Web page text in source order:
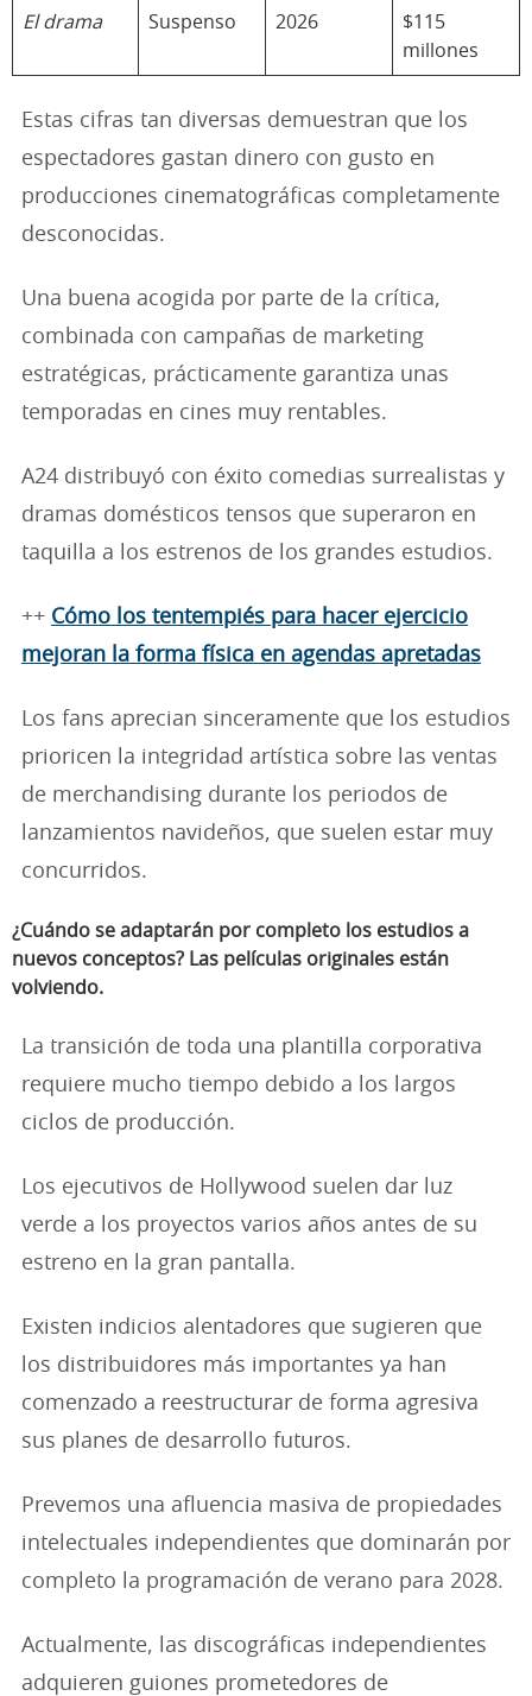
El drama Suspenso 2026
$115
millones
Estas cifras tan diversas demuestran que los
espectadores gastan dinero con gusto en
producciones cinematográficas completamente
desconocidas.
Una buena acogida por parte de la crítica,
combinada con campañas de marketing
estratégicas, prácticamente garantiza unas
temporadas en cines muy rentables.
A24 distribuyó con éxito comedias surrealistas y
dramas domésticos tensos que superaron en
taquilla a los estrenos de los grandes estudios.
++ Cómo los tentempiés para hacer ejercicio
mejoran la forma física en agendas apretadas
Los fans aprecian sinceramente que los estudios
prioricen la integridad artística sobre las ventas
de merchandising durante los periodos de
lanzamientos navideños, que suelen estar muy
concurridos.
¿Cuándo se adaptarán por completo los estudios a
nuevos conceptos? Las películas originales están
volviendo.
La transición de toda una plantilla corporativa
requiere mucho tiempo debido a los largos
ciclos de producción.
Los ejecutivos de Hollywood suelen dar luz
verde a los proyectos varios años antes de su
estreno en la gran pantalla.
Existen indicios alentadores que sugieren que
los distribuidores más importantes ya han
comenzado a reestructurar de forma agresiva
sus planes de desarrollo futuros.
Prevemos una afluencia masiva de propiedades
intelectuales independientes que dominarán por
completo la programación de verano para 2028.
Actualmente, las discográficas independientes
adquieren guiones prometedores de